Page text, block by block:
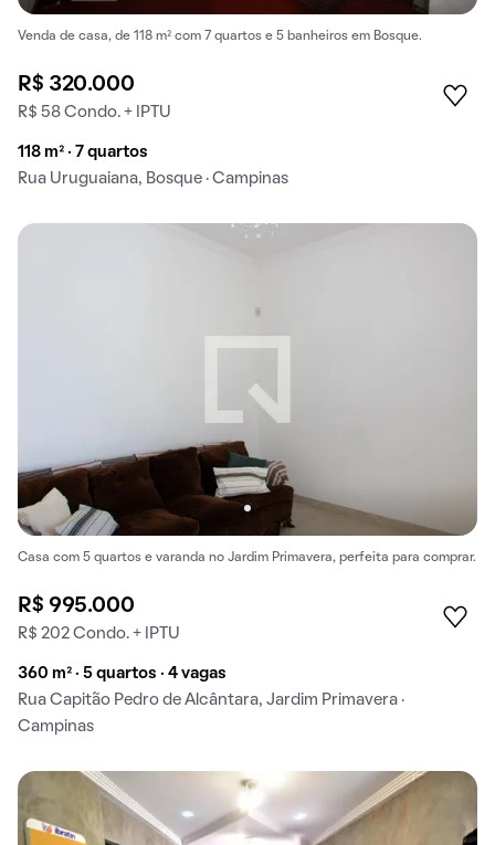
Venda de casa, de 118 m² com 7 quartos e 5 banheiros em Bosque.
R$ 320.000
R$ 58 Condo. + IPTU
118 m² · 7 quartos
Rua Uruguaiana, Bosque · Campinas
Casa com 5 quartos e varanda no Jardim Primavera, perfeita para comprar.
R$ 995.000
R$ 202 Condo. + IPTU
360 m² · 5 quartos · 4 vagas
Rua Capitão Pedro de Alcântara, Jardim Primavera ·
Campinas